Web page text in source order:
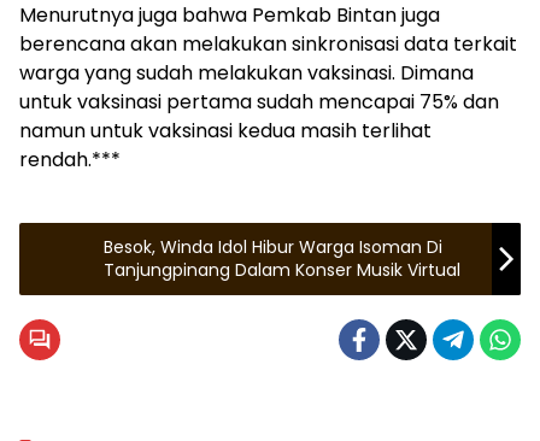
Menurutnya juga bahwa Pemkab Bintan juga
berencana akan melakukan sinkronisasi data terkait
warga yang sudah melakukan vaksinasi. Dimana
untuk vaksinasi pertama sudah mencapai 75% dan
namun untuk vaksinasi kedua masih terlihat
rendah.***
Besok, Winda Idol Hibur Warga Isoman Di
Tanjungpinang Dalam Konser Musik Virtual